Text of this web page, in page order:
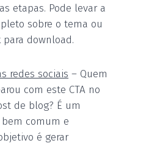
etapas. Pode levar a
sobre o tema ou
download.
redes sociais – Quem
com este CTA no
de blog? É um
comum e
é gerar